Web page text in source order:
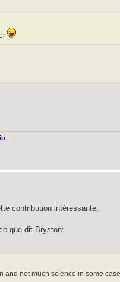
contribution intéressante,
que dit Bryston:
and not much science insome